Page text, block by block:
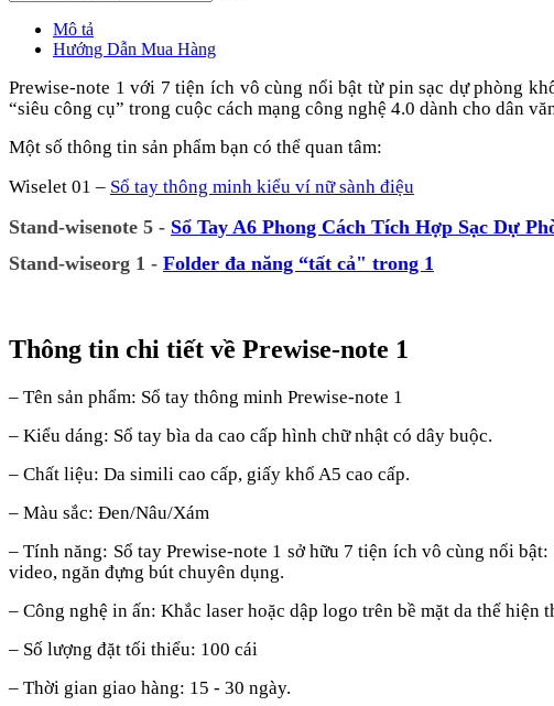
Mô tả
Hướng Dẫn Mua Hàng
Prewise-note 1 với 7 tiện ích vô cùng nổi bật từ pin sạc dự phòng
“siêu công cụ” trong cuộc cách mạng công nghệ 4.0 dành cho dân
Một số thông tin sản phẩm bạn có thể quan tâm:
Wiselet 01 – Sổ tay thông minh kiểu ví nữ sành điệu
Stand-wisenote 5 - Sổ Tay A6 Phong Cách Tích Hợp Sạc Dự
Stand-wiseorg 1 - Folder đa năng “tất cả" trong 1
Thông tin chi tiết về Prewise-note 1
– Tên sản phẩm: Sổ tay thông minh Prewise-note 1
– Kiểu dáng: Sổ tay bìa da cao cấp hình chữ nhật có dây buộc.
– Chất liệu: Da simili cao cấp, giấy khổ A5 cao cấp.
– Màu sắc: Đen/Nâu/Xám
– Tính năng: Sổ tay Prewise-note 1 sở hữu 7 tiện ích vô cùng nổi
video, ngăn đựng bút chuyên dụng.
– Công nghệ in ấn: Khắc laser hoặc dập logo trên bề mặt da thể hiện
– Số lượng đặt tối thiểu: 100 cái
– Thời gian giao hàng: 15 - 30 ngày.